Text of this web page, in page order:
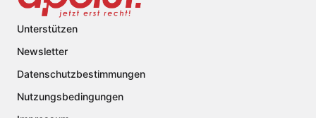
Unterstützen
Newsletter
Datenschutzbestimmungen
Nutzungsbedingungen